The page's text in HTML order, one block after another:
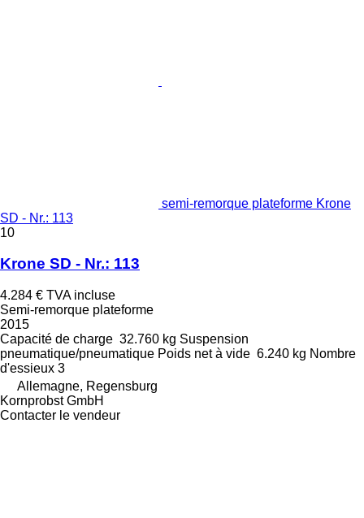
semi-remorque plateforme Krone
SD - Nr.: 113
10
Krone SD - Nr.: 113
4.284 € TVA incluse
Semi-remorque plateforme
2015
Capacité de charge 32.760 kg Suspension
pneumatique/pneumatique Poids net à vide 6.240 kg Nombre
d'essieux 3
Allemagne, Regensburg
Kornprobst GmbH
Contacter le vendeur